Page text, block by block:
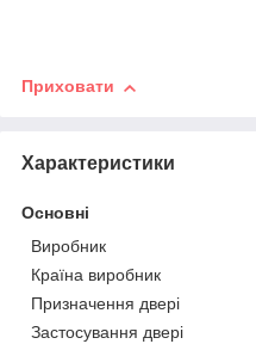
Приховати
Характеристики
Основні
Виробник
Країна виробник
Призначення двері
Застосування двері